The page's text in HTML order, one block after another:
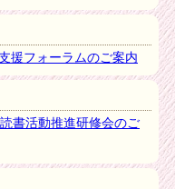
援フォーラムのご案内
書活動推進研修会のご